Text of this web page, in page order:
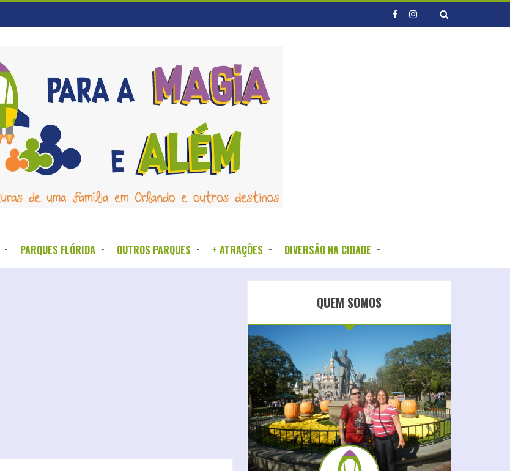
PARQUES FLÓRIDA OUTROS PARQUES + ATRAÇÕES DIVERSÃO NA CIDADE
QUEM SOMOS